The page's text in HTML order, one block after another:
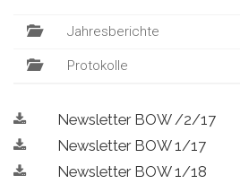
Jahresberichte
Protokolle
Newsletter BOW /2/17
Newsletter BOW 1/17
Newsletter BOW 1/18